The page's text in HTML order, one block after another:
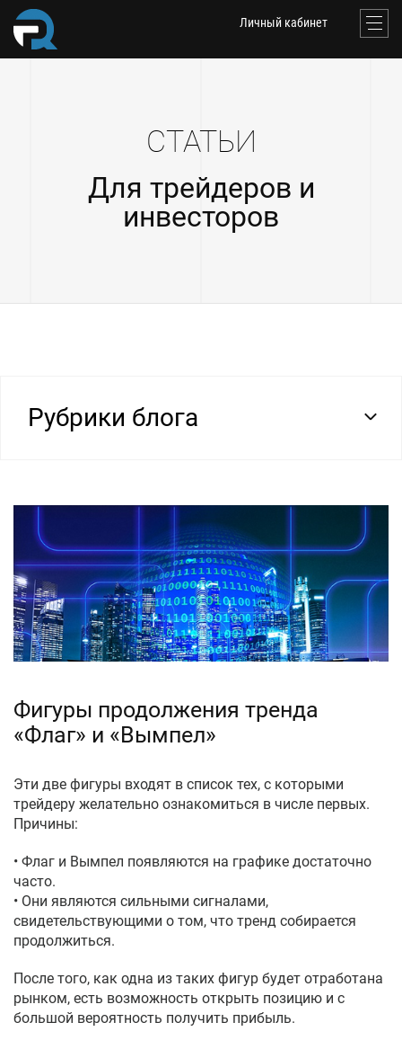
Личный кабинет
СТАТЬИ
Для трейдеров и
инвесторов
Рубрики блога
Фигуры продолжения тренда
«Флаг» и «Вымпел»
Эти две фигуры входят в список тех, с которыми
трейдеру желательно ознакомиться в числе первых.
Причины:
• Флаг и Вымпел появляются на графике достаточно
часто.
• Они являются сильными сигналами,
свидетельствующими о том, что тренд собирается
продолжиться.
После того, как одна из таких фигур будет отработана
рынком, есть возможность открыть позицию и с
большой вероятность получить прибыль.